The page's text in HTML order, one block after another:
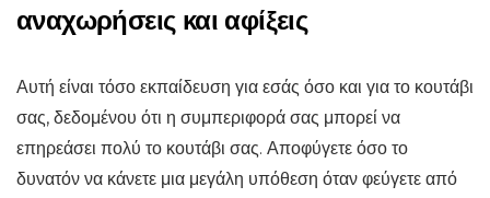
αναχωρήσεις και αφίξεις
Αυτή είναι τόσο εκπαίδευση για εσάς όσο και για το κουτάβι
σας, δεδομένου ότι η συμπεριφορά σας μπορεί να
επηρεάσει πολύ το κουτάβι σας. Αποφύγετε όσο το
δυνατόν να κάνετε μια μεγάλη υπόθεση όταν φεύγετε από